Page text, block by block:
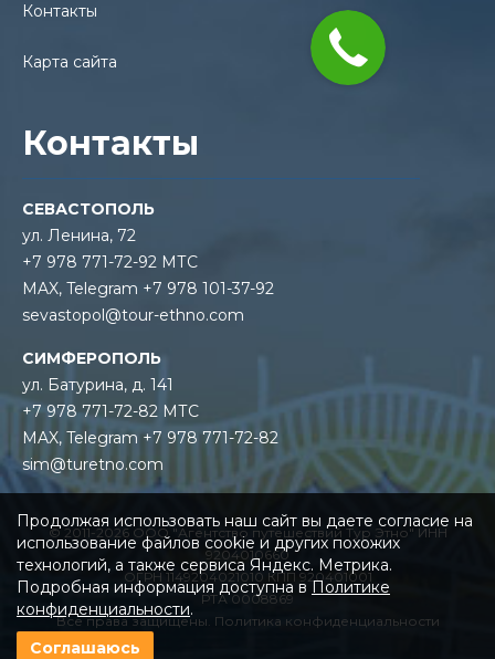
Продолжая использовать наш сайт вы даете согласие на
использование файлов cookie и других похожих
технологий, а также сервиса Яндекс. Метрика.
Подробная информация доступна вПолитике
конфиденциальности.
Соглашаюсь
Контакты
Карта сайта
Контакты
СЕВАСТОПОЛЬ
ул. Ленина, 72
+7 978 771-72-92 МТС
MAX, Telegram +7 978 101-37-92
sevastopol@tour-ethno.com
СИМФЕРОПОЛЬ
ул. Батурина, д. 141
+7 978 771-72-82 МТС
MAX, Telegram +7 978 771-72-82
sim@turetno.com
© 2011-2026 ООО "Агентство путешествий Тур Этно" ИНН
9204010660
ОГРН 1149204021010 КПП 920401001
РТА 0008869
Все права защищены. Политика конфиденциальности